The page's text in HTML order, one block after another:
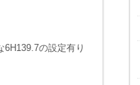
の設定有り